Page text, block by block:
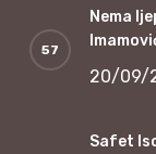
Nema
20/09/
Safet